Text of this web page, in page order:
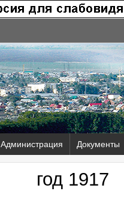
Администрация Документы
год 1917